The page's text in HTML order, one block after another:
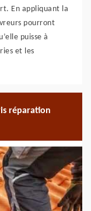
En appliquant la
pourront
puisse à
et les
réparation